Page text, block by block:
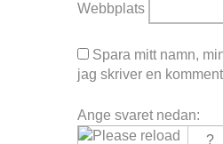
Webbplats
Spara mitt namn,
jag skriver en
Ange svaret nedan: